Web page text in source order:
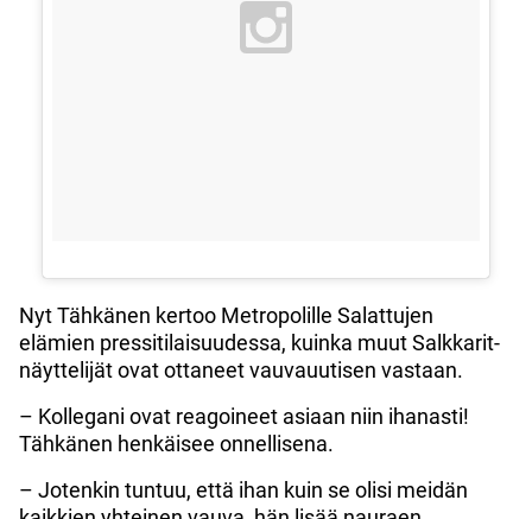
Nyt Tähkänen kertoo Metropolille Salattujen
elämien pressitilaisuudessa, kuinka muut Salkkarit-
näyttelijät ovat ottaneet vauvauutisen vastaan.
– Kollegani ovat reagoineet asiaan niin ihanasti!
Tähkänen henkäisee onnellisena.
– Jotenkin tuntuu, että ihan kuin se olisi meidän